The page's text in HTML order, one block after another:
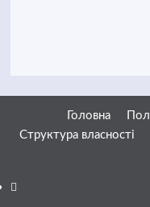
Головна
Структура власності
Facebook